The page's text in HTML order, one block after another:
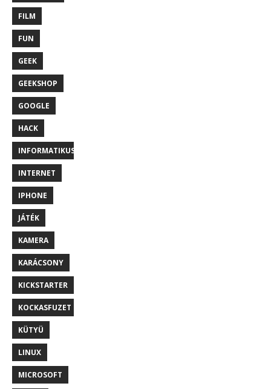
FILM
FUN
GEEK
GEEKSHOP
GOOGLE
HACK
INFORMATIKUS
INTERNET
IPHONE
JÁTÉK
KAMERA
KARÁCSONY
KICKSTARTER
KOCKASFUZET
KÜTYÜ
LINUX
MICROSOFT